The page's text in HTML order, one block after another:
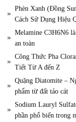
Phèn Xanh (Đồng
Cách Sử Dụng Hiệu
Melamine C3H6N6
an toàn
Công Thức Pha
Tiết Từ A đến Z
Quặng Diatomite –
phẩm từ đất tảo cát
Sodium Lauryl
phần phổ biến trong